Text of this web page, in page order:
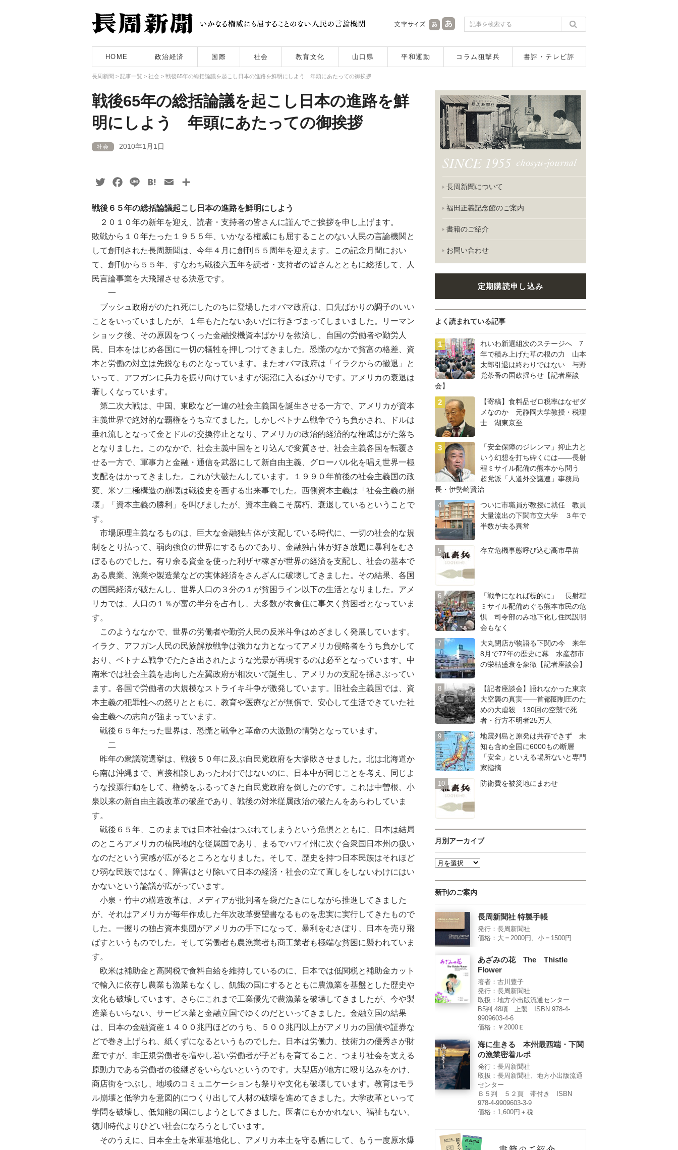
HOME 政治経済 国際 社会 教育文化 山口県 平和運動 コラム狙撃兵 書評・テレビ評
長周新聞 > 記事一覧 > 社会 > 戦後65年の総括論議を起こし日本の進路を鮮明にしよう 年頭にあたっての御挨拶
戦後65年の総括論議を起こし日本の進路を鮮
明にしよう 年頭にあたっての御挨拶
社会 2010年1月1日
TwitterFacebook
Line HatenaEmail
戦後６５年の総括論議起こし日本の進路を鮮明にしよう
２０１０年の新年を迎え、読者・支持者の皆さんに謹んでご挨拶を申し上げます。
敗戦から１０年たった１９５５年、いかなる権威にも屈することのない人民の言論機関と
して創刊された長周新聞は、今年４月に創刊５５周年を迎えます。この記念月間におい
て、創刊から５５年、すなわち戦後六五年を読者・支持者の皆さんとともに総括して、人
民言論事業を大飛躍させる決意です。
一
ブッシュ政府がのたれ死にしたのちに登場したオバマ政府は、口先ばかりの調子のいい
ことをいっていましたが、１年もたたないあいだに行きづまってしまいました。リーマン
ショック後、その原因をつくった金融投機資本ばかりを救済し、自国の労働者や勤労人
民、日本をはじめ各国に一切の犠牲を押しつけてきました。恐慌のなかで貧富の格差、資
本と労働の対立は先鋭なものとなっています。またオバマ政府は「イラクからの撤退」と
いって、アフガンに兵力を振り向けていますが泥沼に入るばかりです。アメリカの衰退は
著しくなっています。
第二次大戦は、中国、東欧など一連の社会主義国を誕生させる一方で、アメリカが資本
主義世界で絶対的な覇権をうち立てました。しかしベトナム戦争でうち負かされ、ドルは
垂れ流しとなって金とドルの交換停止となり、アメリカの政治的経済的な権威はがた落ち
となりました。このなかで、社会主義中国をとり込んで変質させ、社会主義各国を転覆さ
せる一方で、軍事力と金融・通信を武器にして新自由主義、グローバル化を唱え世界一極
支配をはかってきました。これが大破たんしています。１９９０年前後の社会主義国の政
変、米ソ二極構造の崩壊は戦後史を画する出来事でした。西側資本主義は「社会主義の崩
壊」「資本主義の勝利」を叫びましたが、資本主義こそ腐朽、衰退しているということで
す。
市場原理主義なるものは、巨大な金融独占体が支配している時代に、一切の社会的な規
制をとり払って、弱肉強食の世界にするものであり、金融独占体が好き放題に暴利をむさ
ぼるものでした。有り余る資金を使った利ザヤ稼ぎが世界の経済を支配し、社会の基本で
ある農業、漁業や製造業などの実体経済をさんざんに破壊してきました。その結果、各国
の国民経済が破たんし、世界人口の３分の１が貧困ライン以下の生活となりました。アメ
リカでは、人口の１％が富の半分を占有し、大多数が衣食住に事欠く貧困者となっていま
す。
このようななかで、世界の労働者や勤労人民の反米斗争はめざましく発展しています。
イラク、アフガン人民の民族解放戦争は強力な力となってアメリカ侵略者をうち負かして
おり、ベトナム戦争でたたき出されたような光景が再現するのは必至となっています。中
南米では社会主義を志向した左翼政府が相次いで誕生し、アメリカの支配を揺さぶってい
ます。各国で労働者の大規模なストライキ斗争が激発しています。旧社会主義国では、資
本主義の犯罪性への怒りとともに、教育や医療などが無償で、安心して生活できていた社
会主義への志向が強まっています。
戦後６５年たった世界は、恐慌と戦争と革命の大激動の情勢となっています。
二
昨年の衆議院選挙は、戦後５０年に及ぶ自民党政府を大惨敗させました。北は北海道か
ら南は沖縄まで、直接相談しあったわけではないのに、日本中が同じことを考え、同じよ
うな投票行動をして、権勢をふるってきた自民党政府を倒したのです。これは中曽根、小
泉以来の新自由主義改革の破産であり、戦後の対米従属政治の破たんをあらわしていま
す。
戦後６５年、このままでは日本社会はつぶれてしまうという危惧とともに、日本は結局
のところアメリカの植民地的な従属国であり、まるでハワイ州に次ぐ合衆国日本州の扱い
なのだという実感が広がるところとなりました。そして、歴史を持つ日本民族はそれほど
ひ弱な民族ではなく、障害はとり除いて日本の経済・社会の立て直しをしないわけにはい
かないという論議が広がっています。
小泉・竹中の構造改革は、メディアが批判者を袋だたきにしながら推進してきました
が、それはアメリカが毎年作成した年次改革要望書なるものを忠実に実行してきたもので
した。一握りの独占資本集団がアメリカの手下になって、暴利をむさぼり、日本を売り飛
ばすというものでした。そして労働者も農漁業者も商工業者も極端な貧困に襲われていま
す。
欧米は補助金と高関税で食料自給を維持しているのに、日本では低関税と補助金カット
で輸入に依存し農業も漁業もなくし、飢餓の国にするとともに農漁業を基盤とした歴史や
文化も破壊しています。さらにこれまで工業優先で農漁業を破壊してきましたが、今や製
造業もいらない、サービス業と金融立国でゆくのだといってきました。金融立国の結果
は、日本の金融資産１４００兆円ほどのうち、５００兆円以上がアメリカの国債や証券な
どで巻き上げられ、紙くずになるというものでした。日本は労働力、技術力の優秀さが財
産ですが、非正規労働者を増やし若い労働者が子どもを育てること、つまり社会を支える
原動力である労働者の後継ぎをいらないというのです。大型店が地方に殴り込みをかけ、
商店街をつぶし、地域のコミュニケーションも祭りや文化も破壊しています。教育はモラ
ル崩壊と低学力を意図的につくり出して人材の破壊を進めてきました。大学改革といって
学問を破壊し、低知能の国にしようとしてきました。医者にもかかれない、福祉もない、
徳川時代よりひどい社会になろうとしています。
そのうえに、日本全土を米軍基地化し、アメリカ本土を守る盾にして、もう一度原水爆
長周新聞について
福田正義記念館のご案内
書籍のご紹介
お問い合わせ
定期購読申し込み
よく読まれている記事
れいわ新選組次のステージへ 7
年で積み上げた草の根の力 山本
太郎引退は終わりではない 与野
党茶番の国政揺らせ【記者座談
会】
【寄稿】食料品ゼロ税率はなぜダ
メなのか 元静岡大学教授・税理
士 湖東京至
「安全保障のジレンマ」抑止力と
いう幻想を打ち砕くには――長射
程ミサイル配備の熊本から問う
超党派「人道外交議連」事務局
長・伊勢崎賢治
ついに市職員が教授に就任 教員
大量流出の下関市立大学 ３年で
半数が去る異常
存立危機事態呼び込む高市早苗
「戦争になれば標的に」 長射程
ミサイル配備めぐる熊本市民の危
惧 司令部のみ地下化し住民説明
会もなく
大丸閉店が物語る下関の今 来年
8月で77年の歴史に幕 水産都市
の栄枯盛衰を象徴【記者座談会】
【記者座談会】語れなかった東京
大空襲の真実――首都圏制圧のた
めの大虐殺 130回の空襲で死
者・行方不明者25万人
地震列島と原発は共存できず 未
知も含め全国に6000もの断層
「安全」といえる場所ないと専門
家指摘
防衛費を被災地にまわせ
月別アーカイブ
新刊のご案内
長周新聞社 特製手帳
発行：長周新聞社
価格：大＝2000円、小＝1500円
あざみの花 The Thistle
Flower
著者：古川豊子
発行：長周新聞社
取扱：地方小出版流通センター
B5判 48項 上製 ISBN 978-4-
9909603-4-6
価格：￥2000Ｅ
海に生きる 本州最西端・下関
の漁業密着ルポ
発行：長周新聞社
取扱：長周新聞社、地方小出版流通
センター
Ｂ５判 ５２頁 帯付き ISBN
978-4-9909603-3-9
価格：1,600円＋税